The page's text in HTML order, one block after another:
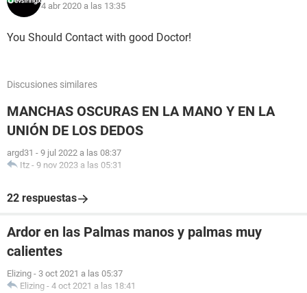
4 abr 2020 a las 13:35
You Should Contact with good Doctor!
Discusiones similares
MANCHAS OSCURAS EN LA MANO Y EN LA
UNIÓN DE LOS DEDOS
argd31 - 9 jul 2022 a las 08:37
Itz - 9 nov 2023 a las 05:31
22 respuestas
Ardor en las Palmas manos y palmas muy
calientes
Elizing - 3 oct 2021 a las 05:37
Elizing - 4 oct 2021 a las 18:41